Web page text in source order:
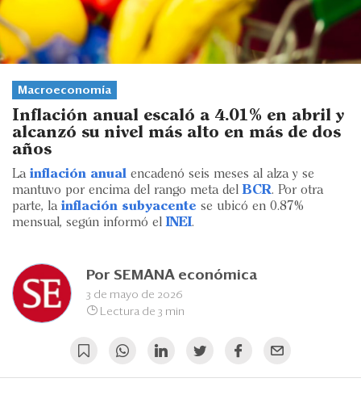
Management
Economía y Finanzas
Legal y Política
Eventos
Ranking CEO
Macroeconomía
Inflación anual escaló a 4.01% en abril y
alcanzó su nivel más alto en más de dos
años
La inflación anual encadenó seis meses al alza y se
mantuvo por encima del rango meta del
BCR. Por otra
parte, la inflación subyacente se ubicó en 0.87%
mensual, según informó el
INEI .
Por SEMANA económica
3 de mayo de 2026
Lectura de 3 min